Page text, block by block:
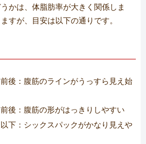
かは、体脂肪率が大きく関係しま
すが、目安は以下の通りです。
後：腹筋のラインがうっすら見え始
後：腹筋の形がはっきりしやすい
下：シックスパックがかなり見えや